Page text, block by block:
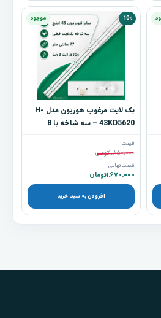
10٪ موجود
بک لایت مرغوب هوریون مدل H-
43KD5620 – سه شاخه با 8
قیمت
۱.۸۵۰.۰۰۰تومان
قیمت نهایی
۱.۶۷۰.۰۰۰تومان
افزودن به سبد خرید